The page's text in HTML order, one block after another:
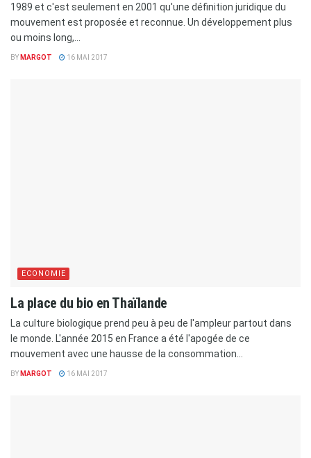
1989 et c'est seulement en 2001 qu'une définition juridique du
mouvement est proposée et reconnue. Un développement plus
ou moins long,...
BY MARGOT 16 MAI 2017
ECONOMIE
La place du bio en Thaïlande
La culture biologique prend peu à peu de l'ampleur partout dans
le monde. L'année 2015 en France a été l'apogée de ce
mouvement avec une hausse de la consommation...
BY MARGOT 16 MAI 2017